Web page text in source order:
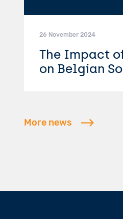
26 November 2024
The Impact
on Belgian
More news